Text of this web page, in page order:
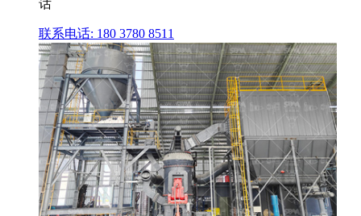
话
联系电话: 180 3780 8511